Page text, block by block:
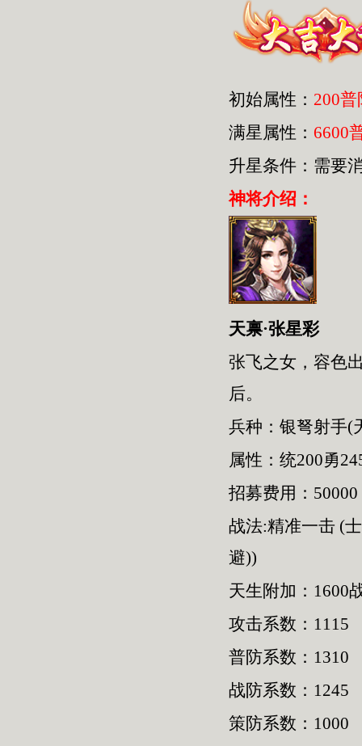
初始属性： 200
满星属性： 6600
升星条件：需要
神将介绍：
天禀·张星彩
张飞之女，容色
后。
兵种：银弩射手(
属性：统200勇
招募费用：50000
战法:精准一击 (
避))
天生附加：1600
攻击系数：1115
普防系数：1310
战防系数：1245
策防系数：1000